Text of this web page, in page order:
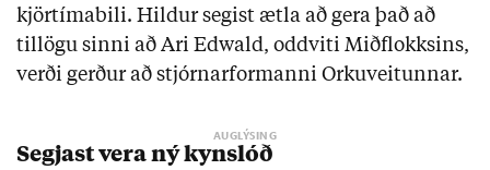
kjörtímabili. Hildur segist ætla að gera það að
tillögu sinni að Ari Edwald, oddviti Miðflokksins,
verði gerður að stjórnarformanni Orkuveitunnar.
Segjast vera ný kynslóð